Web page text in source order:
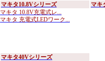
マキタ10.8Vシリーズ
マキタ 10.8V充電式レ...
マキタ 充電式LEDワーク...
マキ
マキタ40Vシリーズ